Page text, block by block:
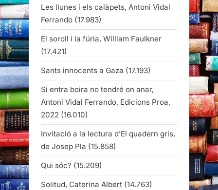
Les llunes i els calàpets, Antoni Vidal
Ferrando (17.983)
El soroll i la fúria, William Faulkner
(17.421)
Sants innocents a Gaza (17.193)
Si entra boira no tendré on anar,
Antoni Vidal Ferrando, Edicions Proa,
2022 (16.010)
Invitació a la lectura d’El quadern gris,
de Josep Pla (15.858)
Qui sóc? (15.209)
Solitud, Caterina Albert (14.763)